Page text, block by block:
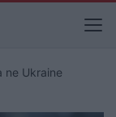
ne Ukraine